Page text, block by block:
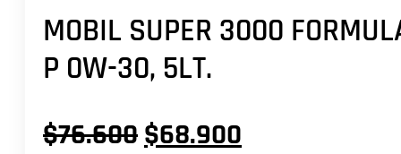
MOBIL SUPER 3000
P 0W-30, 5LT.
$76.600El
$68.900